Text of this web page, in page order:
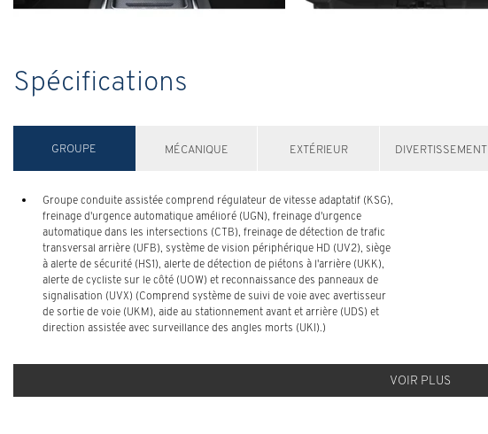
Spécifications
GROUPE MÉCANIQUE EXTÉRIEUR DIVERTISSEMENT
Groupe conduite assistée comprend régulateur de vitesse adaptatif (KSG),
freinage d'urgence automatique amélioré (UGN), freinage d'urgence
automatique dans les intersections (CTB), freinage de détection de trafic
transversal arrière (UFB), système de vision périphérique HD (UV2), siège
à alerte de sécurité (HS1), alerte de détection de piétons à l'arrière (UKK),
alerte de cycliste sur le côté (UOW) et reconnaissance des panneaux de
signalisation (UVX) (Comprend système de suivi de voie avec avertisseur
de sortie de voie (UKM), aide au stationnement avant et arrière (UDS) et
direction assistée avec surveillance des angles morts (UKI).)
VOIR PLUS